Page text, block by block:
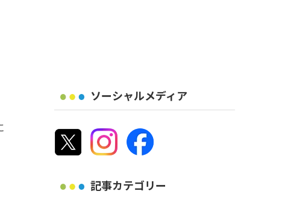
ソーシャルメディア
記事カテゴリー